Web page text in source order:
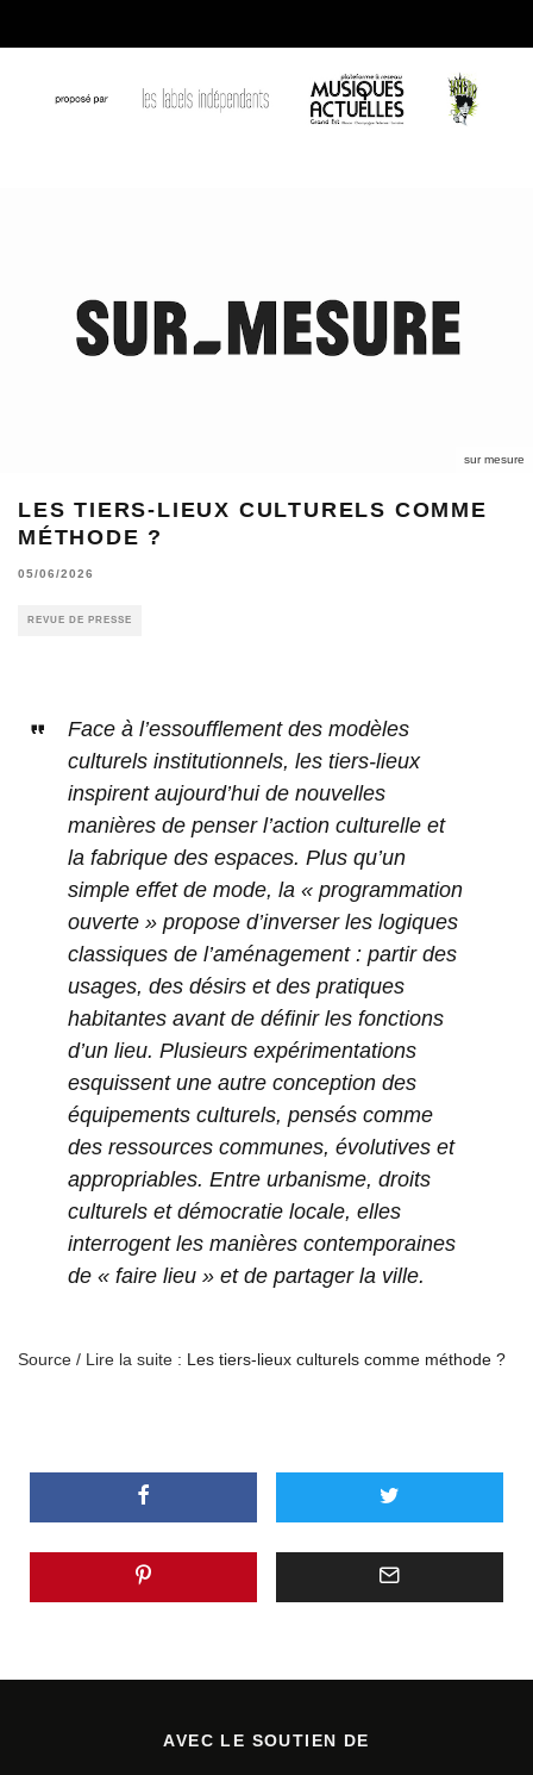
sur mesure
LES TIERS-LIEUX CULTURELS COMME
MÉTHODE ?
05/06/2026
REVUE DE PRESSE
Face à l’essoufflement des modèles
culturels institutionnels, les tiers-lieux
inspirent aujourd’hui de nouvelles
manières de penser l’action culturelle et
la fabrique des espaces. Plus qu’un
simple effet de mode, la « programmation
ouverte » propose d’inverser les logiques
classiques de l’aménagement : partir des
usages, des désirs et des pratiques
habitantes avant de définir les fonctions
d’un lieu. Plusieurs expérimentations
esquissent une autre conception des
équipements culturels, pensés comme
des ressources communes, évolutives et
appropriables. Entre urbanisme, droits
culturels et démocratie locale, elles
interrogent les manières contemporaines
de « faire lieu » et de partager la ville.
Source / Lire la suite : Les tiers-lieux culturels comme méthode ?
AVEC LE SOUTIEN DE